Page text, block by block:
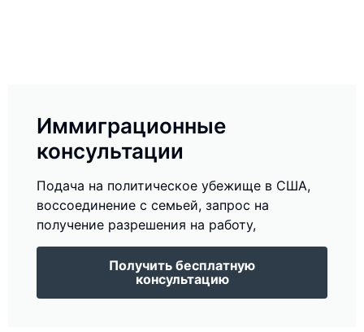
Иммиграционные
консультации
Подача на политическое убежище в США,
воссоединение с семьей, запрос на
получение разрешения на работу,
Получить бесплатную
консультацию